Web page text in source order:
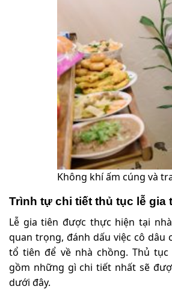
Không khí ấm cúng và
Trình tự chi tiết thủ tục lễ gia
Lễ gia tiên được thực hiện tại
quan trọng, đánh dấu việc cô dâu
tổ tiên để về nhà chồng. Thủ
gồm những gì chi tiết nhất sẽ
dưới đây.